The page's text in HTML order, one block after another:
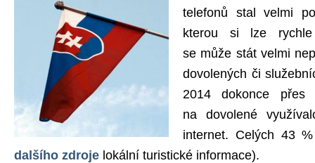
telefonů stal velmi
kterou si lze
se může stát velmi
dovolených či
2014 dokonce
na dovolené
internet. Celých 43
dalšího zdroje lokální turistické informace).